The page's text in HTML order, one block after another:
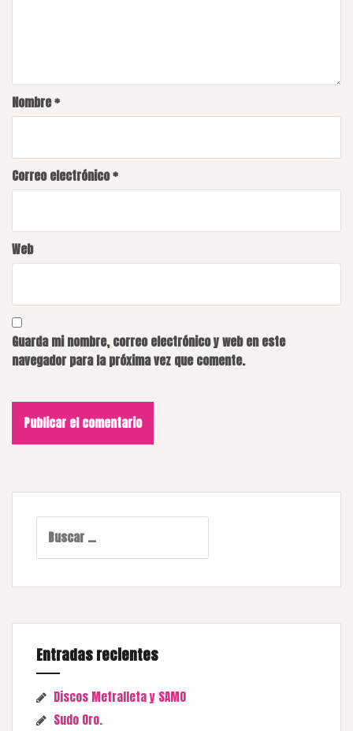
Nombre*
Correo electrónico*
Web
Guarda mi nombre, correo electrónico y web en este
navegador para la próxima vez que comente.
Entradas recientes
Discos Metralleta y SAMO
Sudo Oro.